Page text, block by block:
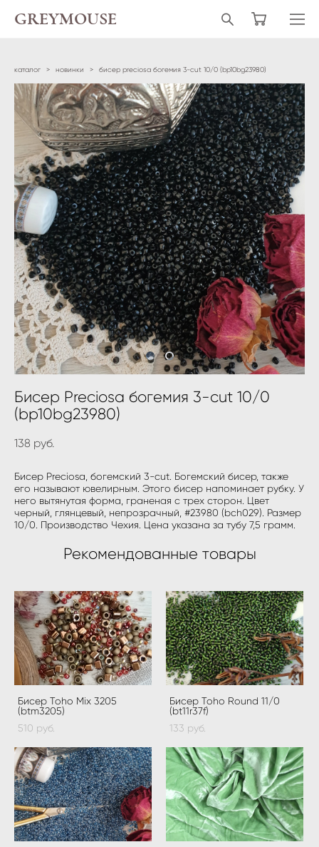
GREYMOUSE
каталог > новинки > бисер preciosa богемия 3-cut 10/0 (bp10bg23980)
Бисер Preciosa богемия 3-cut 10/0
(bp10bg23980)
138 pуб.
Бисер Preciosa, богемский 3-cut. Богемский бисер, также
его называют ювелирным. Этого бисер напоминает рубку. У
него вытянутая форма, граненая с трех сторон. Цвет
черный, глянцевый, непрозрачный, #23980 (bch029). Размер
10/0. Производство Чехия. Цена указана за тубу 7,5 грамм.
Рекомендованные товары
Бисер Toho Mix 3205
(btm3205)
510 pуб.
Бисер Toho Round 11/0
(bt11r37f)
133 pуб.